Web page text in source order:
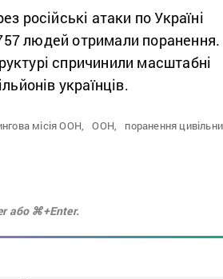
російські атаки по Україні
людей отримали поранення.
спричинили масштабні
українців.
місія ООН, ООН,
поранення
або ⌘+Enter.